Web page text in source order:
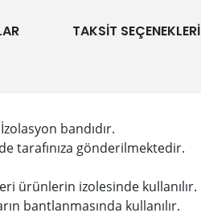
TAKSIT SEÇENEKLERI
bandıdır.
tarafınıza gönderilmektedir.
ürünlerin izolesinde kullanılır.
bantlanmasında kullanılır.